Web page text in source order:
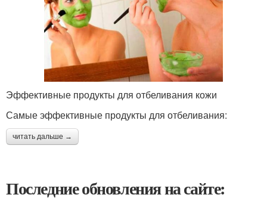
Эффективные продукты для отбеливания кожи
Самые эффективные продукты для отбеливания:
читать дальше →
Последние обновления на сайте: